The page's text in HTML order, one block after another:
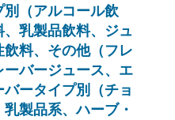
（アルコール飲
乳製品飲料、ジュ
料、その他（フレ
バージュース、エ
ータイプ別（チョ
製品系、ハーブ・